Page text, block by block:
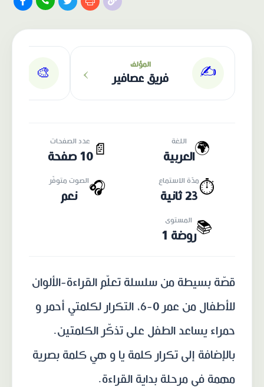
✍️ المؤلف
فريق عصافير ›
🎨
🌍 اللغة
العربية 📄
عدد الصفحات
10 صفحة
⏱️مدّة الاستماع
23 ثانية
🎧الصوت متوفّر
نعم
📚 المستوى
روضة 1
قصّة بسيطة من سلسلة تعلّم القراءة-الألوان
للأطفال من عمر 0-6، التكرار لكلمتي أحمر و
حمراء يساعد الطفل على تذكّر الكلمتين.
بالإضافة إلى تكرار كلمة يا و هي كلمة بصرية
مهمة في مرحلة بداية القراءة.